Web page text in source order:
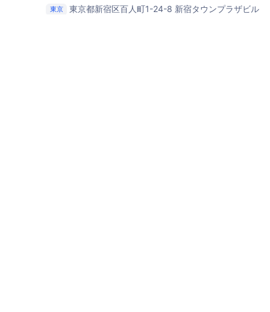
東京
東京都新宿区百人町1-24-8 新宿タウンプラザビル